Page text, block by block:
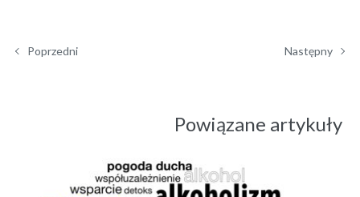
Poprzedni Następny
Powiązane artykuły